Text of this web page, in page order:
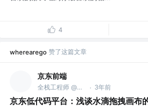
4
wherearego 赞了这篇文章
京东前端
全栈工程师 @京东 · 3年前
京东低代码平台：浅谈水滴拖拽画布